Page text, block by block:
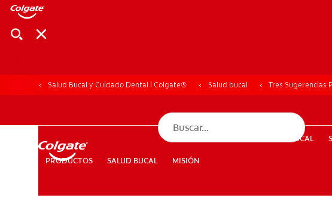
PRODUCTOS
CHEQUEO DE SALUD BUCAL
PRODUCTOS SALUD BUCAL MISIÓN
CHEQUEO DE SALUD BUCAL
Salud Bucal y Cuidado Dental | Colgate® Salud bucal Tres Sugerencias